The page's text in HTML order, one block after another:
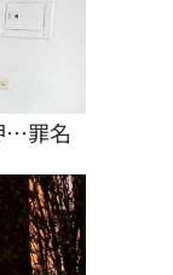
…罪名